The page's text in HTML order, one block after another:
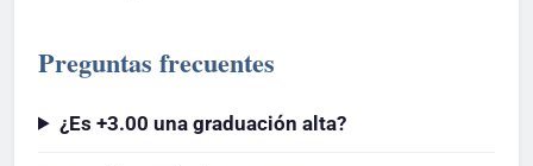
Preguntas frecuentes
¿Es +3.00 una graduación alta?